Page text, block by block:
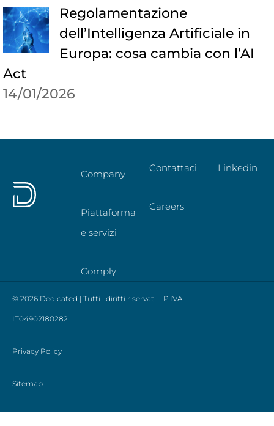
Regolamentazione
dell’Intelligenza Artificiale in
Europa: cosa cambia con l’AI
Act
14/01/2026
Company
Piattaforma
e servizi
Comply
Contattaci
Careers
Linkedin
© 2026 Dedicated | Tutti i diritti riservati – P.IVA
IT04902180282
Privacy Policy
Sitemap